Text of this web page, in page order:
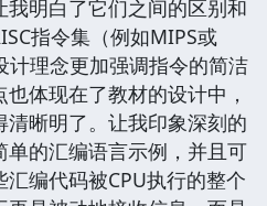
明白了它们之间的区别和
指令集（例如MIPS或
计理念更加强调指令的简洁
体现在了教材的设计中，
晰明了。让我印象深刻的
的汇编语言示例，并且可
编代码被CPU执行的整个